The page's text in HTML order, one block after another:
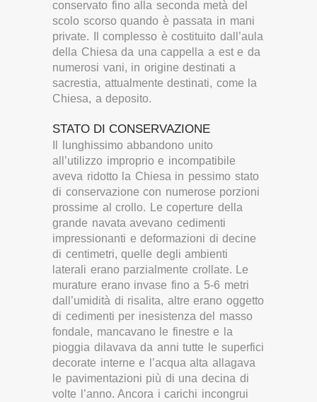
conservato fino alla seconda metà del
scolo scorso quando è passata in mani
private. Il complesso è costituito dall’aula
della Chiesa da una cappella a est e da
numerosi vani, in origine destinati a
sacrestia, attualmente destinati, come la
Chiesa, a deposito.
STATO DI CONSERVAZIONE
Il lunghissimo abbandono unito
all’utilizzo improprio e incompatibile
aveva ridotto la Chiesa in pessimo stato
di conservazione con numerose porzioni
prossime al crollo. Le coperture della
grande navata avevano cedimenti
impressionanti e deformazioni di decine
di centimetri, quelle degli ambienti
laterali erano parzialmente crollate. Le
murature erano invase fino a 5-6 metri
dall’umidità di risalita, altre erano oggetto
di cedimenti per inesistenza del masso
fondale, mancavano le finestre e la
pioggia dilavava da anni tutte le superfici
decorate interne e l’acqua alta allagava
le pavimentazioni più di una decina di
volte l’anno. Ancora i carichi incongrui